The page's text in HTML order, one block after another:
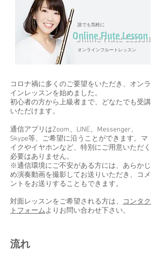
​誰でも気軽に
Online Flute Lesson
​オンラインフルートレッスン
コロナ禍に多くのご要望をいただき、オンラ
インレッスンを始めました。
​初心者の方から上級者まで、どなたでも受講
いただけます。
通信アプリはZoom、LINE、Messenger、
Skype等、ご希望に沿うことができます。​マ
イクやイヤホンなど、特別にご用意いただく
必要はありません。
​​※通信環境にご不安がある方には、あらかじ
め演奏動画を撮影してお送りいただき、コメ
ントをお送りすることもできます。
​対面レッスンをご希望される方は、
コンタク
トフォームよりお問い合わせ下さい。
​流れ